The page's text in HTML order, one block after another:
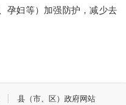
孕妇等）加强防护，减少去
县（市、区）政府网站